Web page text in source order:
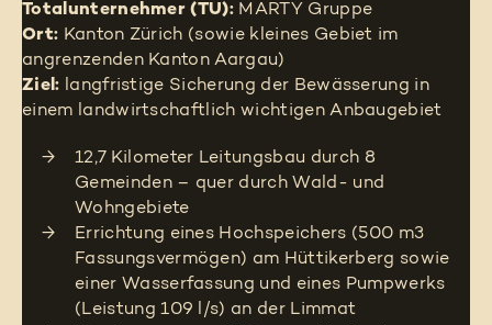
Totalunternehmer (TU): MARTY Gruppe
Ort: Kanton Zürich (sowie kleines Gebiet im
angrenzenden Kanton Aargau)
Ziel: langfristige Sicherung der Bewässerung in
einem landwirtschaftlich wichtigen Anbaugebiet
12,7 Kilometer Leitungsbau durch 8
Gemeinden – quer durch Wald- und
Wohngebiete
Errichtung eines Hochspeichers (500 m3
Fassungsvermögen) am Hüttikerberg sowie
einer Wasserfassung und eines Pumpwerks
(Leistung 109 l/s) an der Limmat